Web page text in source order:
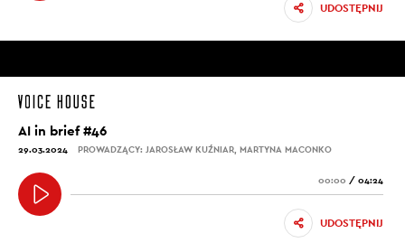
UDOSTĘPNIJ
AI in brief #46
29.03.2024 PROWADZĄCY: JAROSŁAW KUŹNIAR, MARTYNA MACONKO
00:00 / 04:24
UDOSTĘPNIJ